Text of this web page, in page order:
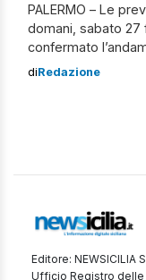
PALERMO – Le
domani, sabato 27
confermato
giorni. Sole e
diRedazione
Editore: NEWSICILIA
Ufficio Registro delle